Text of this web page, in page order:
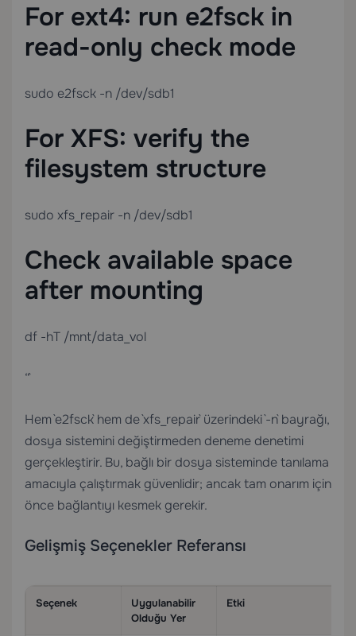
For ext4: run e2fsck in
read-only check mode
sudo e2fsck -n /dev/sdb1
For XFS: verify the
filesystem structure
sudo xfs_repair -n /dev/sdb1
Check available space
after mounting
df -hT /mnt/data_vol
“`
Hem `e2fsck` hem de `xfs_repair` üzerindeki `-n` bayrağı,
dosya sistemini değiştirmeden deneme denetimi
gerçekleştirir. Bu, bağlı bir dosya sisteminde tanılama
amacıyla çalıştırmak güvenlidir; ancak tam onarım için
önce bağlantıyı kesmek gerekir.
Gelişmiş Seçenekler Referansı
Seçenek
Uygulanabilir
Olduğu Yer
Etki